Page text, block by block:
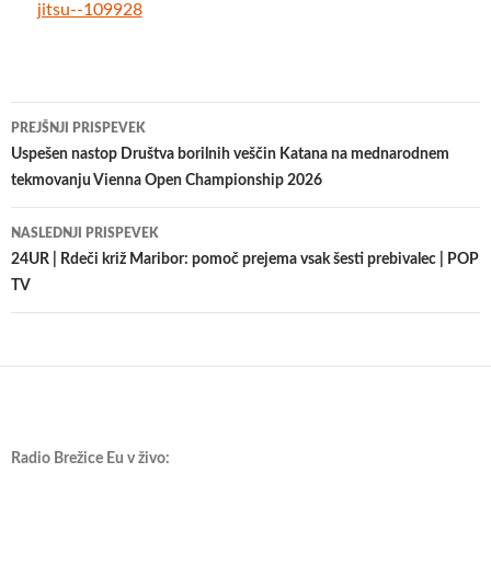
jitsu--109928
Krmarjenje
po
prispevkih
PREJŠNJI PRISPEVEK
Uspešen nastop Društva borilnih veščin Katana na mednarodnem
tekmovanju Vienna Open Championship 2026
NASLEDNJI PRISPEVEK
24UR | Rdeči križ Maribor: pomoč prejema vsak šesti prebivalec | POP
TV
Radio Brežice Eu v živo: